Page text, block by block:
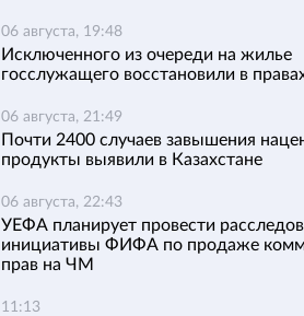
06 августа, 19:48
Исключенного из очереди на жилье
госслужащего восстановили в
06 августа, 21:49
Почти 2400 случаев завышения
продукты выявили в Казахстане
06 августа, 22:43
УЕФА планирует провести
инициативы ФИФА по продаже
прав на ЧМ
11:13